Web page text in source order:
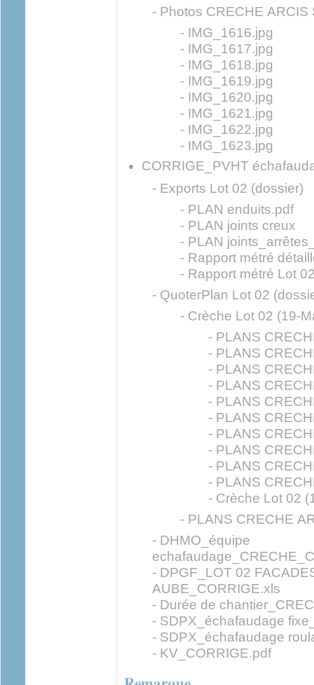
- Photos CRECHE
- IMG_1616.jpg
- IMG_1617.jpg
- IMG_1618.jpg
- IMG_1619.jpg
- IMG_1620.jpg
- IMG_1621.jpg
- IMG_1622.jpg
- IMG_1623.jpg
CORRIGE_PVHT
- Exports Lot 02 (dossier)
- PLAN enduits.pdf
- PLAN joints creux
- PLAN
- Rapport métré
- Rapport métré Lot
- QuoterPlan Lot 02
- Crèche Lot 02 (19-
- PLANS
- PLANS
- PLANS
- PLANS
- PLANS
- PLANS
- PLANS
- PLANS
- PLANS
- PLANS
- Crèche Lot 02
- PLANS CRECHE
- DHMO_équipe
- DPGF_LOT 02
AUBE_CORRIGE.xls
- Durée de
- SDPX_échafaudage
- SDPX_échafaudage
- KV_CORRIGE.pdf